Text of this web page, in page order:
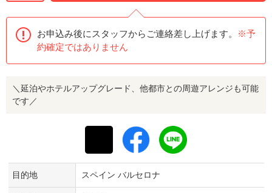
お申込み後にスタッフからご連絡差し上げます。
※予
約確定ではありません
＼延泊やホテルアップグレード、他都市との周遊アレンジも可能
です／
目的地 スペイン バルセロナ